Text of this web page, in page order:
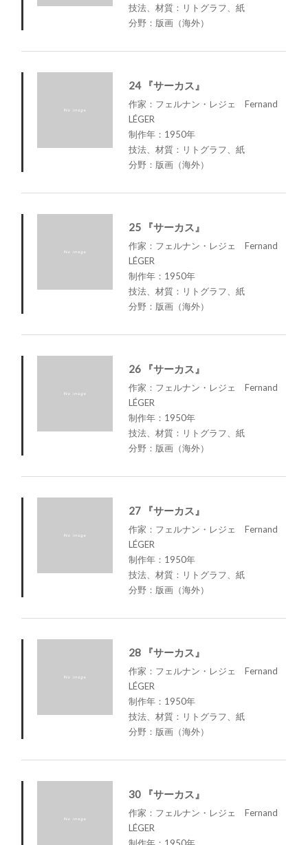
技法、材質：リトグラフ、紙
分野：版画（海外）
24 『サーカス』
作家：フェルナン・レジェ Fernand
LÉGER
制作年：1950年
技法、材質：リトグラフ、紙
分野：版画（海外）
25 『サーカス』
作家：フェルナン・レジェ Fernand
LÉGER
制作年：1950年
技法、材質：リトグラフ、紙
分野：版画（海外）
26 『サーカス』
作家：フェルナン・レジェ Fernand
LÉGER
制作年：1950年
技法、材質：リトグラフ、紙
分野：版画（海外）
27 『サーカス』
作家：フェルナン・レジェ Fernand
LÉGER
制作年：1950年
技法、材質：リトグラフ、紙
分野：版画（海外）
28 『サーカス』
作家：フェルナン・レジェ Fernand
LÉGER
制作年：1950年
技法、材質：リトグラフ、紙
分野：版画（海外）
30 『サーカス』
作家：フェルナン・レジェ Fernand
LÉGER
制作年：1950年